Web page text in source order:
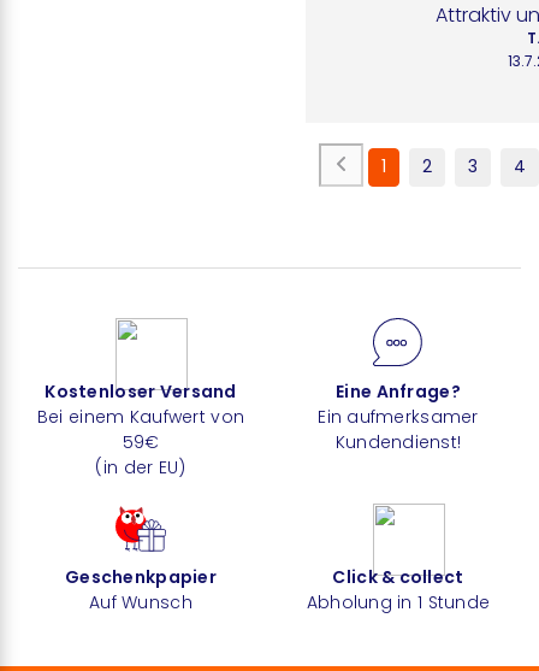
Attraktiv
1 2 3 4
Kostenloser Versand
Bei einem Kaufwert von
59€
(in der EU)
Eine Anfrage?
Ein aufmerksamer
Kundendienst!
Geschenkpapier
Auf Wunsch
Click & collect
Abholung in 1 Stunde